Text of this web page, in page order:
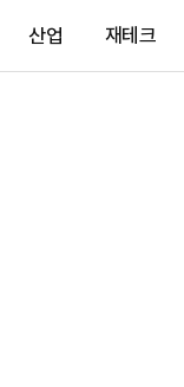
산업 재테크